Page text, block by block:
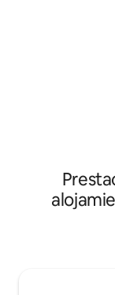
carpa
botellas de agua